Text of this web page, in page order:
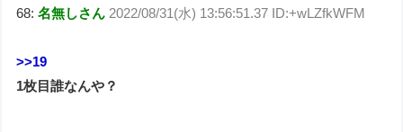
68:名無しさん 2022/08/31(水) 13:56:51.37 ID:+wLZfkWFM
>>19
1枚目誰なんや？